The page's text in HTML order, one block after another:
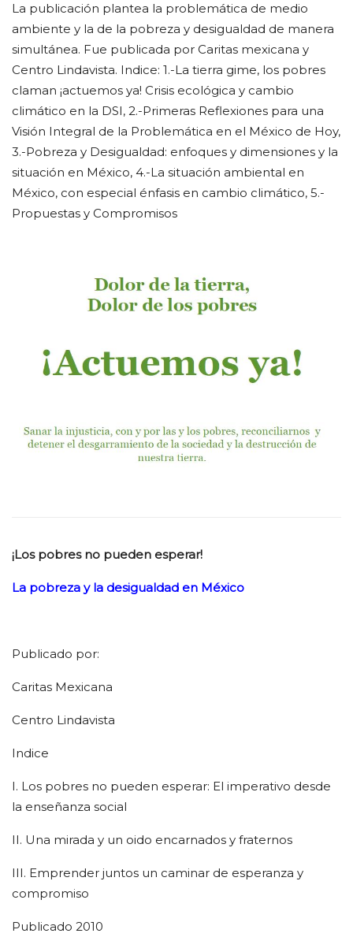
La publicación plantea la problemática de medio
ambiente y la de la pobreza y desigualdad de manera
simultánea. Fue publicada por Caritas mexicana y
Centro Lindavista. Indice: 1.-La tierra gime, los pobres
claman ¡actuemos ya! Crisis ecológica y cambio
climático en la DSI, 2.-Primeras Reflexiones para una
Visión Integral de la Problemática en el México de Hoy,
3.-Pobreza y Desigualdad: enfoques y dimensiones y la
situación en México, 4.-La situación ambiental en
México, con especial énfasis en cambio climático, 5.-
Propuestas y Compromisos
¡Los pobres no pueden esperar!
La pobreza y la desigualdad en México
Publicado por:
Caritas Mexicana
Centro Lindavista
Indice
I. Los pobres no pueden esperar: El imperativo desde
la enseñanza social
II. Una mirada y un oido encarnados y fraternos
III. Emprender juntos un caminar de esperanza y
compromiso
Publicado 2010